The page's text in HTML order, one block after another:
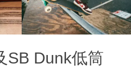
SB Dunk低筒